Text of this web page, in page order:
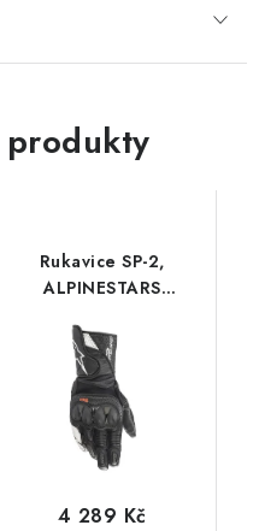
Rukavice SP-2,
ALPINESTARS
4 289 Kč